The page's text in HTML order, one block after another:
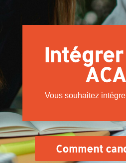
Vous souhaitez
Comment